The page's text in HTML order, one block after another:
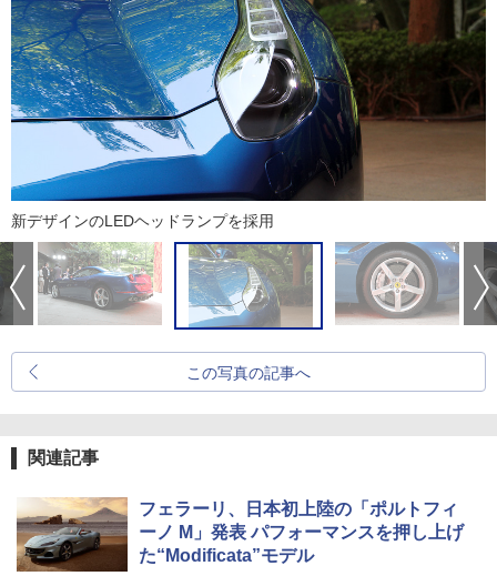
新デザインのLEDヘッドランプを採用
この写真の記事へ
関連記事
フェラーリ、日本初上陸の「ポルトフィ
ーノ M」発表 パフォーマンスを押し上げ
た“Modificata”モデル